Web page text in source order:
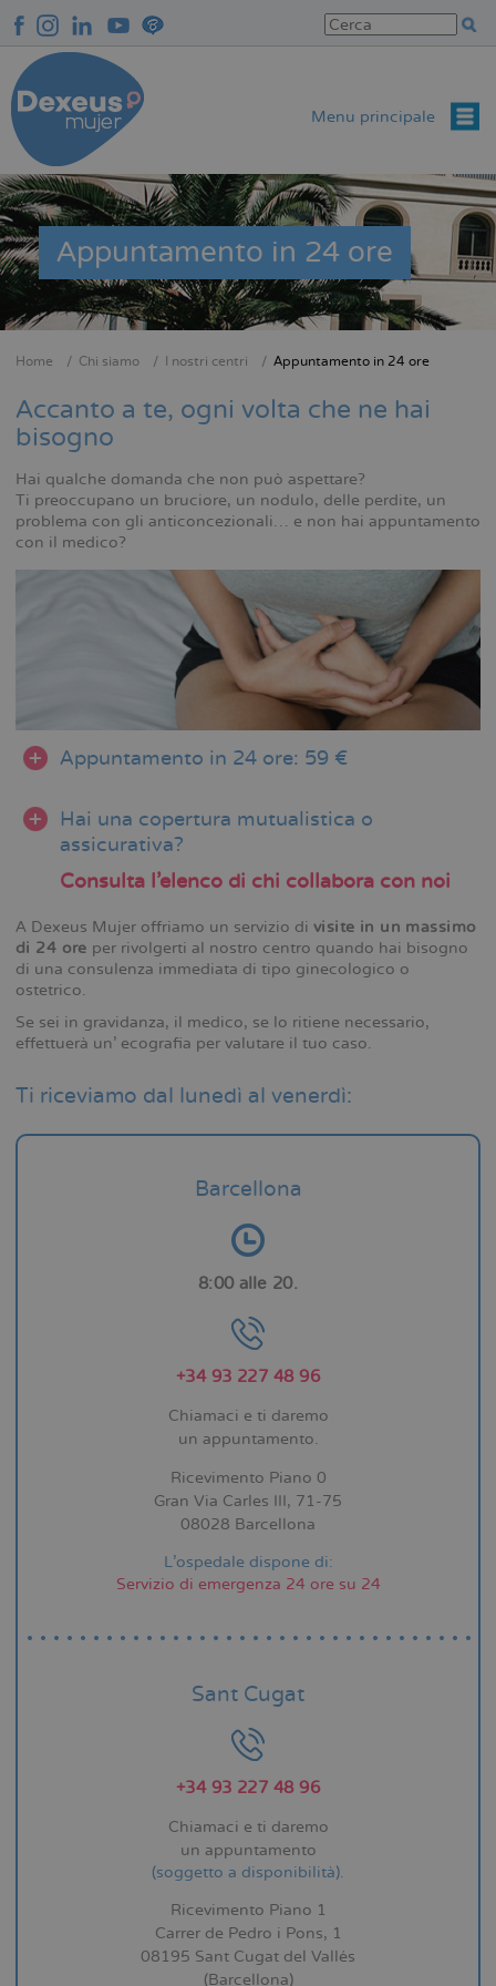
contenuto
principale
Menu principale
Appuntamento in 24 ore
di
pane
Home Chi siamo I nostri centri Appuntamento in 24 ore
Accanto a te, ogni volta che ne hai
bisogno
Hai qualche domanda che non può aspettare?
Ti preoccupano un bruciore, un nodulo, delle perdite, un
problema con gli anticoncezionali… e non hai appuntamento
con il medico?
Appuntamento in 24 ore: 59 €
Hai una copertura mutualistica o
assicurativa?
Consulta l’elenco di chi collabora con noi
A Dexeus Mujer offriamo un servizio di visite in un massimo
di 24 ore per rivolgerti al nostro centro quando hai bisogno
di una consulenza immediata di tipo ginecologico o
ostetrico.
Se sei in gravidanza, il medico, se lo ritiene necessario,
effettuerà un’ ecografia per valutare il tuo caso.
Ti riceviamo dal lunedì al venerdì:
Barcellona
8:00 alle 20.
+34 93 227 48 96
Chiamaci e ti daremo
un appuntamento.
Ricevimento Piano 0
Gran Via Carles III, 71-75
08028 Barcellona
L'ospedale dispone di:
Servizio di emergenza 24 ore su 24
Sant Cugat
+34 93 227 48 96
Chiamaci e ti daremo
un appuntamento
(soggetto a disponibilità).
Ricevimento Piano 1
Carrer de Pedro i Pons, 1
08195 Sant Cugat del Vallés
(Barcellona)